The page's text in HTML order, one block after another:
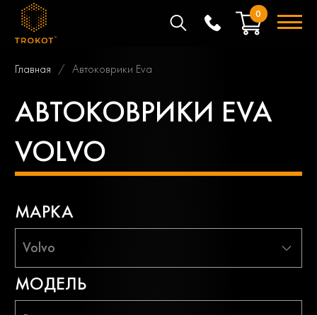
0
Главная Автоковрики Eva
АВТОКОВРИКИ EVA
VOLVO
МАРКА
Volvo
МОДЕЛЬ